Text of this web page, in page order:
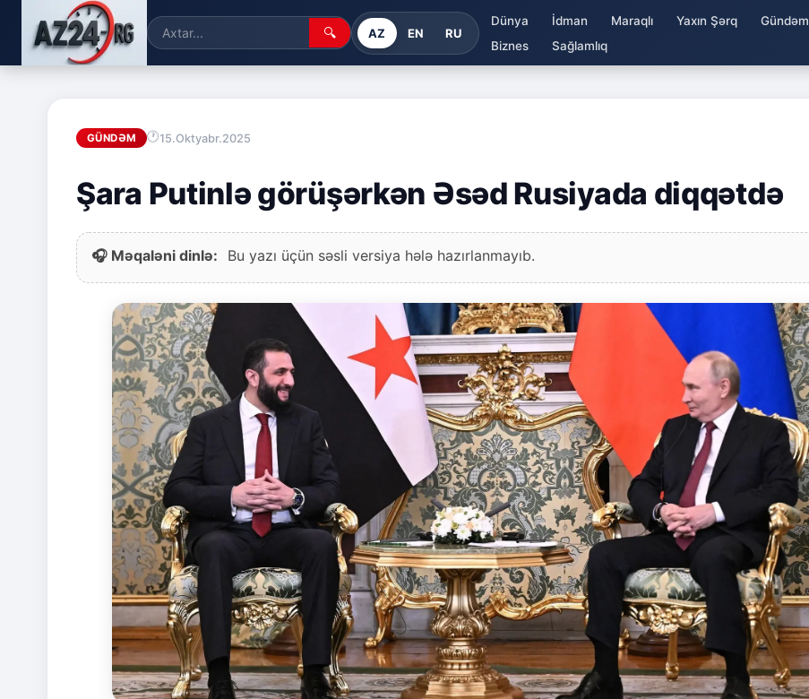
🔍 AZ EN RU
Dünya İdman Maraqlı Yaxın Şərq Gündəm
Biznes
Sağlamlıq
GÜNDƏM 15.Oktyabr.2025
Şara Putinlə görüşərkən Əsəd Rusiyada diqqətdə
🎧 Məqaləni dinlə: Bu yazı üçün səsli versiya hələ hazırlanmayıb.